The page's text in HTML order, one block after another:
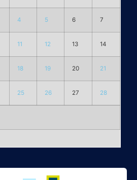
4 5 6 7
11 12 13 14
18 19 20 21
25 26 27 28